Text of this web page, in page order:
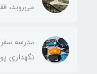
می‌روید،
مدرسه
نگهداری